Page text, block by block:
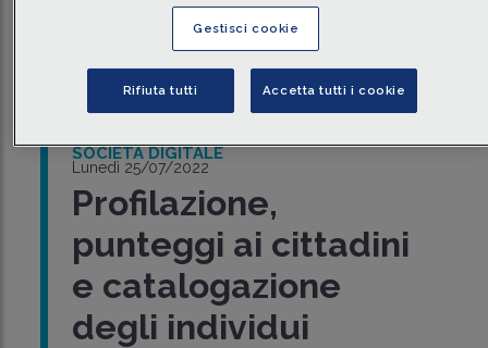
Gli ultimi articoli
SOCIETÀ DIGITALE
Lunedì 25/07/2022
Profilazione,
punteggi ai cittadini
e catalogazione
degli individui
Gestisci cookie
Rifiuta tutti Accetta tutti i cookie